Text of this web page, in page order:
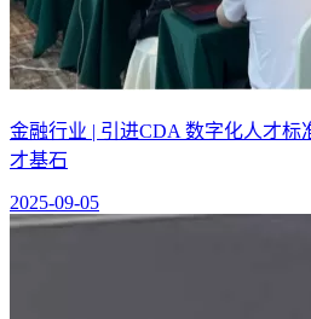
金融行业 | 引进CDA 数字化人才标
才基石
2025-09-05